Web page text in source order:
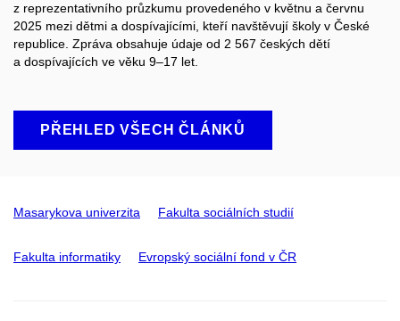
z reprezentativního průzkumu provedeného v květnu a červnu
2025 mezi dětmi a dospívajícími, kteří navštěvují školy v České
republice. Zpráva obsahuje údaje od 2 567 českých dětí
a dospívajících ve věku 9–17 let.
PŘEHLED VŠECH ČLÁNKŮ
Masarykova univerzita Fakulta sociálních studií
Fakulta informatiky Evropský sociální fond v ČR